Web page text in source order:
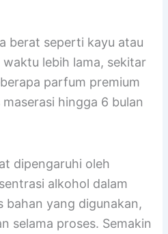
berat seperti kayu atau
lebih lama, sekitar
parfum premium
hingga 6 bulan
dipengaruhi oleh
alkohol dalam
bahan yang digunakan,
selama proses. Semakin